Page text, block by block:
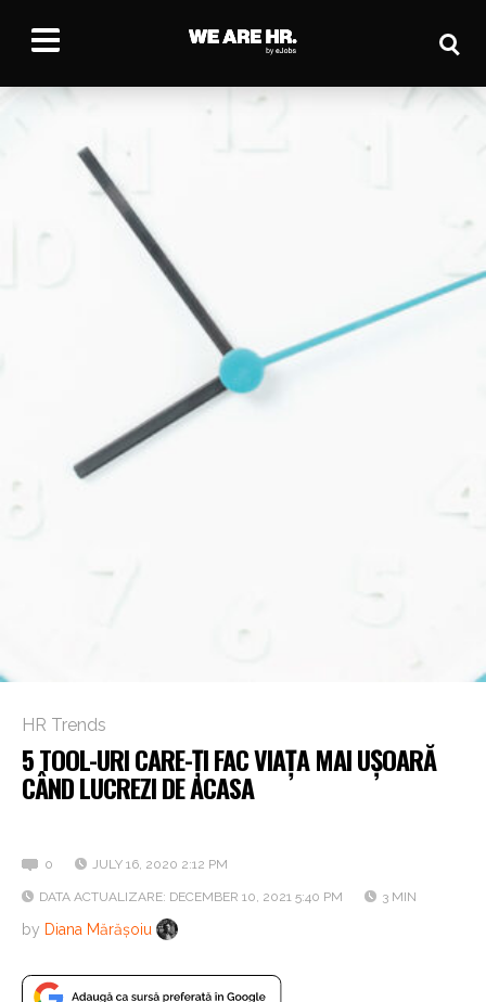
HR Trends
5 TOOL-URI CARE-ȚI FAC VIAȚA MAI UȘOARĂ
CÂND LUCREZI DE ACASA
0 JULY 16, 2020 2:12 PM
DATA ACTUALIZARE: DECEMBER 10, 2021 5:40 PM 3 MIN
by Diana Mărășoiu